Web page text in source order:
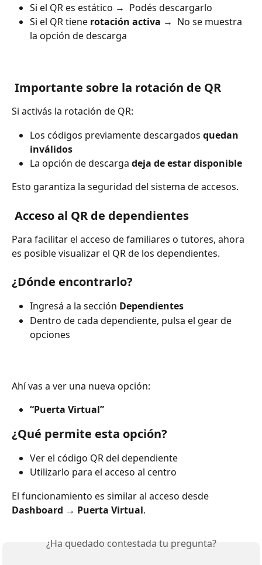
Si el QR es estático →  Podés descargarlo
Si el QR tiene rotación activa →  No se muestra
la opción de descarga
Importante sobre la rotación de QR
Si activás la rotación de QR:
Los códigos previamente descargados quedan
inválidos
La opción de descarga deja de estar disponible
Esto garantiza la seguridad del sistema de accesos.
Acceso al QR de dependientes
Para facilitar el acceso de familiares o tutores, ahora
es posible visualizar el QR de los dependientes.
¿Dónde encontrarlo?
Ingresá a la sección Dependientes
Dentro de cada dependiente, pulsa el gear de
opciones
Ahí vas a ver una nueva opción:
“Puerta Virtual”
¿Qué permite esta opción?
Ver el código QR del dependiente
Utilizarlo para el acceso al centro
El funcionamiento es similar al acceso desde
Dashboard → Puerta Virtual.
¿Ha quedado contestada tu pregunta?